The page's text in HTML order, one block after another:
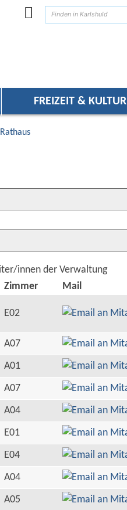
FREIZEIT & KULTUR
innen der Verwaltung
Zimmer
Mail
E02
A07
A01
A07
A04
E01
E04
A04
A05